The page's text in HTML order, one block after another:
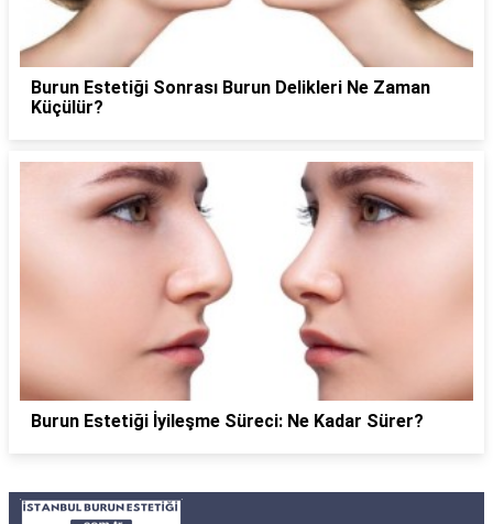
Burun Estetiği Sonrası Burun Delikleri Ne Zaman
Küçülür?
Burun Estetiği İyileşme Süreci: Ne Kadar Sürer?